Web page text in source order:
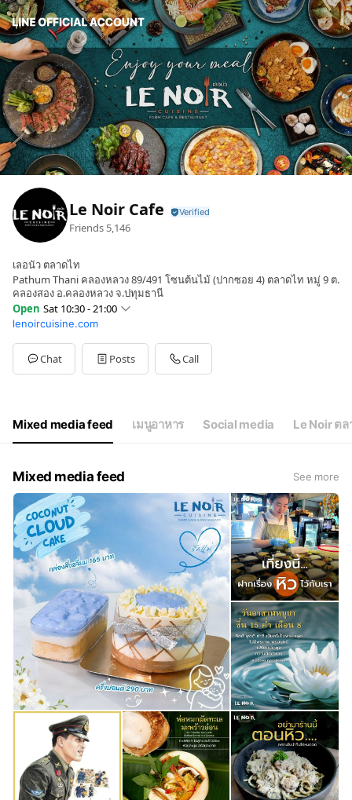
Le Noir Cafe
Friends 5,146
เลอนัว ตลาดไท
Pathum Thani คลองหลวง 89/491 โซนต้นไม้ (ปากซอย 4) ตลาดไท หมู่ 9 ต.
คลองสอง อ.คลองหลวง จ.ปทุมธานี
Open Sat 10:30 - 21:00
Sun10:30 - 21:00
Mon10:30 - 21:00
Tue10:30 - 21:00
Wed10:30 - 21:00
Sat
10:30 - 21:00
lenoircuisine.com
Chat Posts Call
Mixed media feed เมนูอาหาร Social media Le Noir ต
Mixed media feed See more